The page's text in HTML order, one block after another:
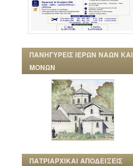
ΠΑΝΗΓΥΡΕΙΣ ΙΕΡΩΝ ΝΑΩΝ ΚΑΙ
ΜΟΝΩΝ
ΠΑΤΡΙΑΡΧΙΚΑΙ ΑΠΟΔΕΙΞΕΙΣ